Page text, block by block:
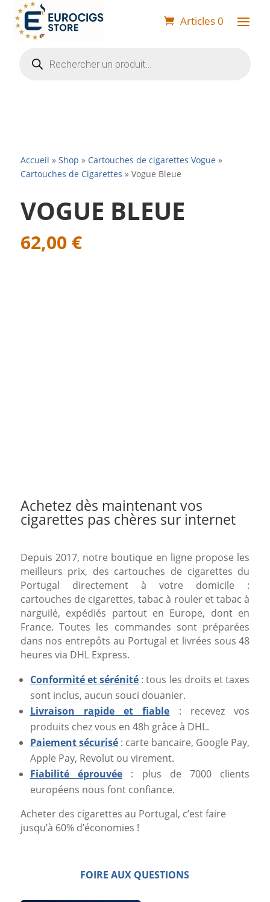
Articles 0
produits
Accueil » Shop » Cartouches de cigarettes Vogue »
Cartouches de Cigarettes » Vogue Bleue
VOGUE BLEUE
62,00 €
Achetez dès maintenant vos
cigarettes pas chères sur internet
Depuis 2017, notre boutique en ligne propose les
meilleurs prix, des cartouches de cigarettes du
Portugal directement à votre domicile :
cartouches de cigarettes, tabac à rouler et tabac à
narguilé, expédiés partout en Europe, dont en
France. Toutes les commandes sont préparées
dans nos entrepôts au Portugal et livrées sous 48
heures via DHL Express.
Conformité et sérénité : tous les droits et taxes
sont inclus, aucun souci douanier.
Livraison rapide et fiable : recevez vos
produits chez vous en 48h grâce à DHL.
Paiement sécurisé: carte bancaire, Google Pay,
Apple Pay, Revolut ou virement.
Fiabilité éprouvée: plus de 7000 clients
européens nous font confiance.
Acheter des cigarettes au Portugal, c’est faire
jusqu’à 60% d’économies !
FOIRE AUX QUESTIONS